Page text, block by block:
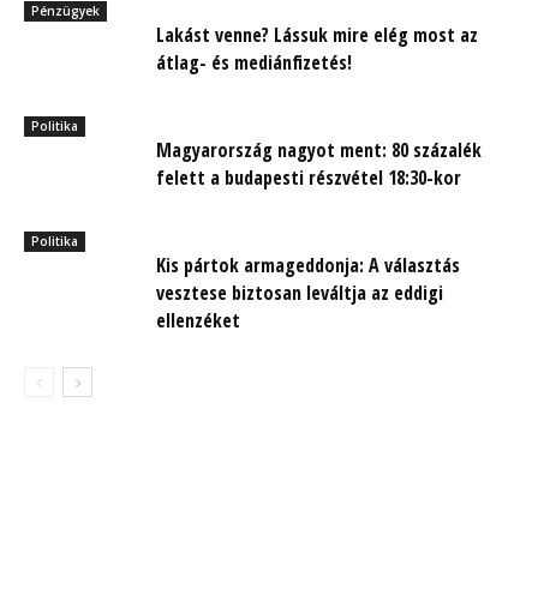
Pénzügyek
Lakást venne? Lássuk mire elég most az
átlag- és mediánfizetés!
Politika
Magyarország nagyot ment: 80 százalék
felett a budapesti részvétel 18:30-kor
Politika
Kis pártok armageddonja: A választás
vesztese biztosan leváltja az eddigi
ellenzéket